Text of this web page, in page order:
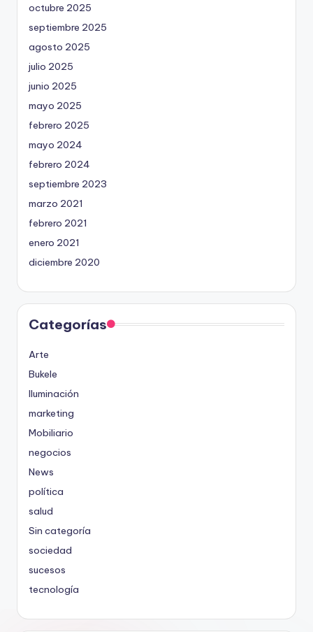
octubre 2025
septiembre 2025
agosto 2025
julio 2025
junio 2025
mayo 2025
febrero 2025
mayo 2024
febrero 2024
septiembre 2023
marzo 2021
febrero 2021
enero 2021
diciembre 2020
Categorías
Arte
Bukele
Iluminación
marketing
Mobiliario
negocios
News
política
salud
Sin categoría
sociedad
sucesos
tecnología